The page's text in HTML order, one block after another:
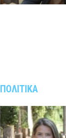
ΠΟΛΙΤΙΚΑ